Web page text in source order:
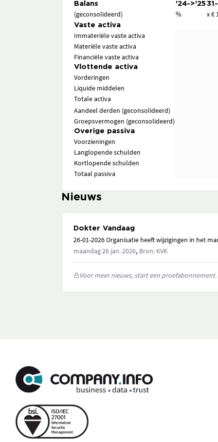
Balans '24->'25
(geconsolideerd) % x €
Vaste activa
Immateriële vaste activa
Materiële vaste activa
Financiële vaste activa
Vlottende activa
Vorderingen
Liquide middelen
Totale activa
Aandeel derden (geconsolideerd)
Groepsvermogen (geconsolideerd)
Overige passiva
Voorzieningen
Langlopende schulden
Kortlopende schulden
Totaal passiva
Nieuws
Dokter Vandaag
26-01-2026 Organisatie heeft wijzigingen in het
maandag 26 jan. 2026, Bron: KVK
Voor meer nieuws, start een proefabonnement.